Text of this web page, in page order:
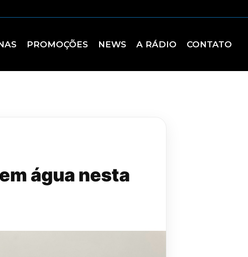
PROMOÇÕES NEWS A RÁDIO CONTATO
água nesta